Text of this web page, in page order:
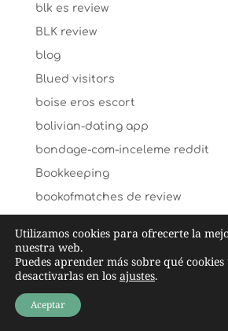
blk es review
BLK review
blog
Blued visitors
boise eros escort
bolivian-dating app
bondage-com-inceleme reddit
Bookkeeping
bookofmatches de review
bookofsex es review
bookofsex fr review
bookofsex sign in
Boston+MA+Massachusetts
Utilizamos cookies para ofrecerte la
nuestra web.
Puedes aprender más sobre qué
desactivarlas en los ajustes.
Aceptar